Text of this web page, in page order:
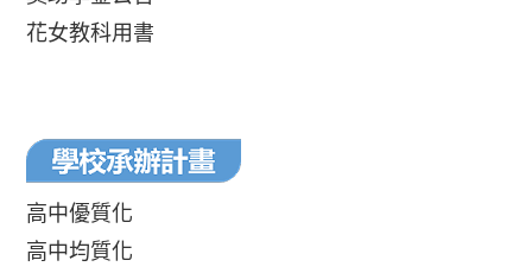
花女教科用書
高中優質化
高中均質化